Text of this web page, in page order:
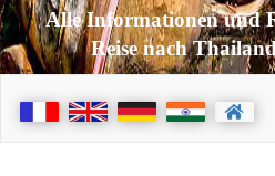
Alle Informationen und
Reise nach